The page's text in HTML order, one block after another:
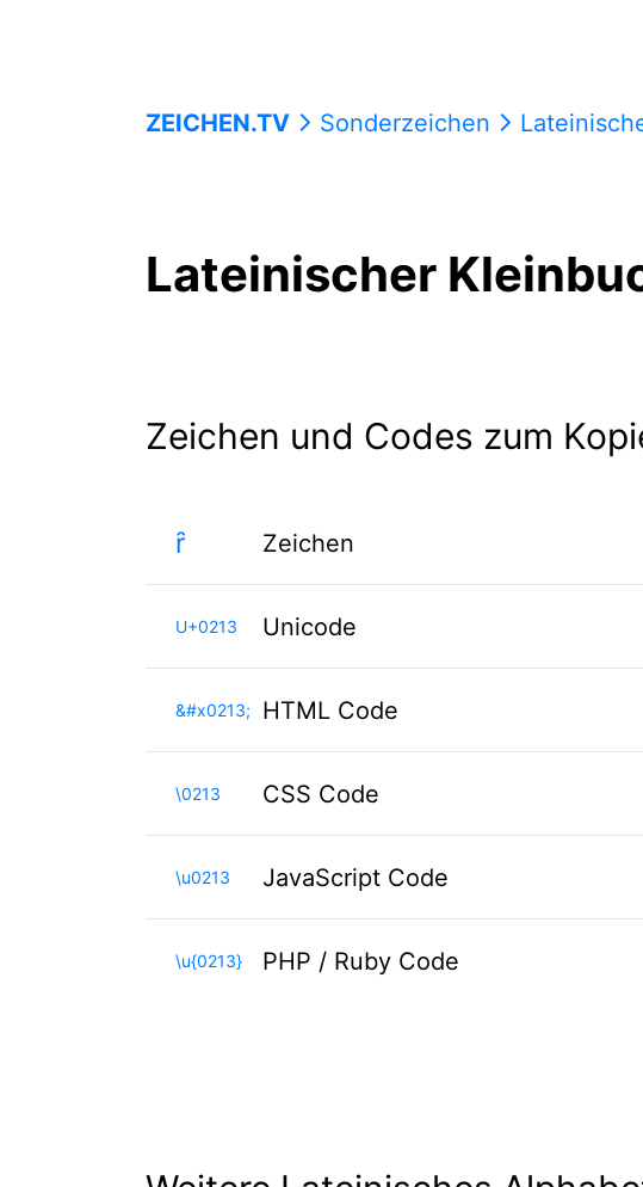
ZEICHEN.TV Sonderzeichen Lateinischer
Lateinischer
Zeichen und Codes zum
ȓ Zeichen
U+0213 Unicode
&#x0213; HTML Code
\0213 CSS Code
\u0213 JavaScript Code
\u{0213} PHP / Ruby Code